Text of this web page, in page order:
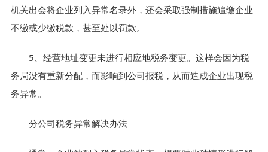
机关出会将企业列入异常名录外，还会采取强制措施追缴企业
不缴或少缴税款，甚至处以罚款。
5、经营地址变更未进行相应地税务变更。这样会因为税
务局没有重新分配，而影响到公司报税，从而造成企业出现税
务异常。
分公司税务异常解决办法